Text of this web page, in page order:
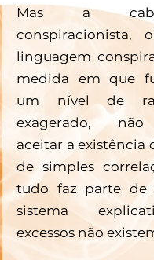
Mas a
conspiracionista,
linguagem
medida em que
um nível de
exagerado, não
aceitar a existência
de simples
tudo faz parte de
sistema
excessos não